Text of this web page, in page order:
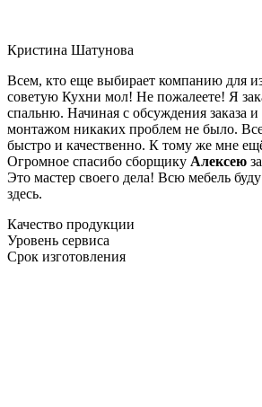
Кристина Шатунова
Всем, кто еще выбирает компанию для
советую Кухни мол! Не пожалеете! Я
спальню. Начиная с обсуждения заказа и
монтажом никаких проблем не было.
быстро и качественно. К тому же мне
Огромное спасибо сборщику Алексею
Это мастер своего дела! Всю мебель буду
здесь.
Качество продукции
Уровень сервиса
Срок изготовления